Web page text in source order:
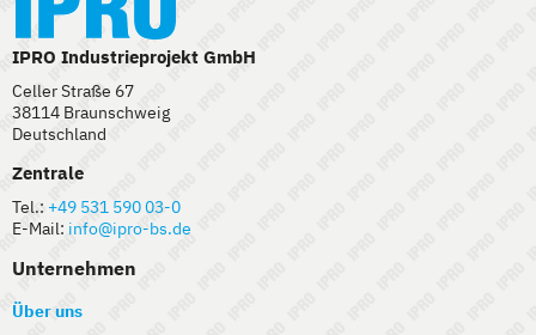
IPRO Industrieprojekt GmbH
Celler Straße 67
38114 Braunschweig
Deutschland
Zentrale
Tel.: +49 531 590 03-0
E-Mail: info@ipro-bs.de
Unternehmen
Über uns